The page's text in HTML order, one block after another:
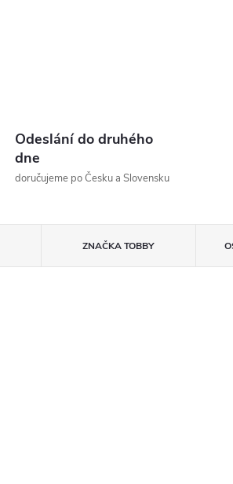
Odeslání do druhého
dne
doručujeme po Česku a Slovensku
ZNAČKATOBBY